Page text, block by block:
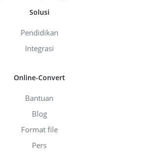
Solusi
Pendidikan
Integrasi
Online-Convert
Bantuan
Blog
Format file
Pers